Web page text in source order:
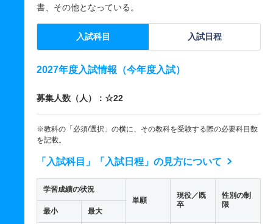
書、その他となっている。
入試科目 入試日程
2027年度入試情報（今年度入試）
募集人数（人）：☆22
※教科の「必須/選択」の横に、その教科を受験する際の必要科目数
を記載。
「入試科目」「入試日程」の見方について
学習成績の状況
単願
現役／既
卒
性別の制
限
最小 最大